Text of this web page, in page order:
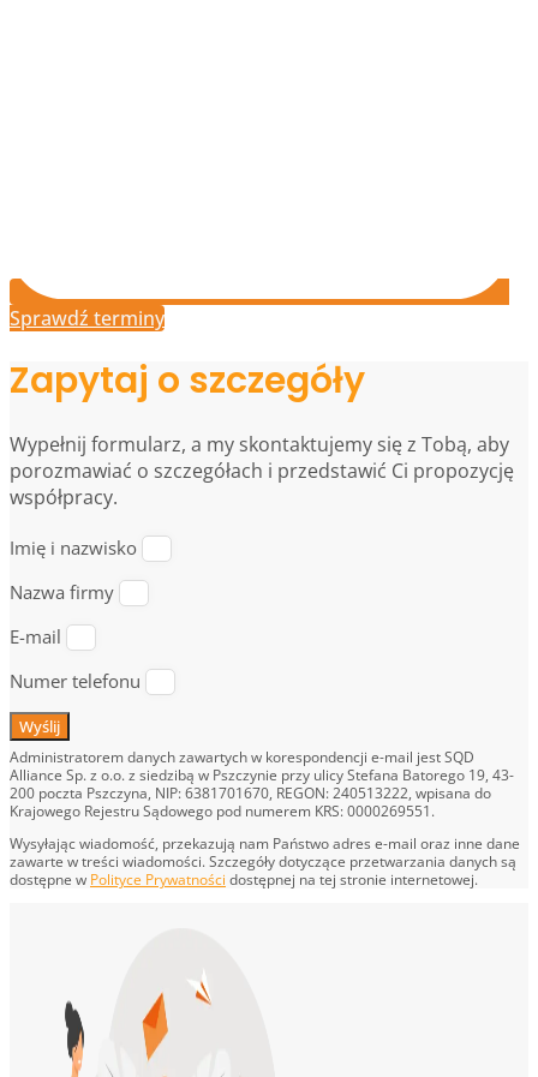
Sprawdź terminy
Zapytaj o szczegóły
Wypełnij formularz, a my skontaktujemy się z Tobą, aby
porozmawiać o szczegółach i przedstawić Ci propozycję
współpracy.
Imię i nazwisko
Nazwa firmy
E-mail
Numer telefonu
Wyślij
Administratorem danych zawartych w korespondencji e-mail jest SQD
Alliance Sp. z o.o. z siedzibą w Pszczynie przy ulicy Stefana Batorego 19, 43-
200 poczta Pszczyna, NIP: 6381701670, REGON: 240513222, wpisana do
Krajowego Rejestru Sądowego pod numerem KRS: 0000269551.
Wysyłając wiadomość, przekazują nam Państwo adres e-mail oraz inne dane
zawarte w treści wiadomości. Szczegóły dotyczące przetwarzania danych są
dostępne w Polityce Prywatności dostępnej na tej stronie internetowej.